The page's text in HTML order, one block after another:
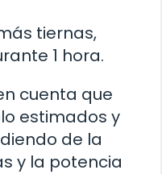
tiernas,
1 hora.
cuenta que
estimados y
de la
y la potencia